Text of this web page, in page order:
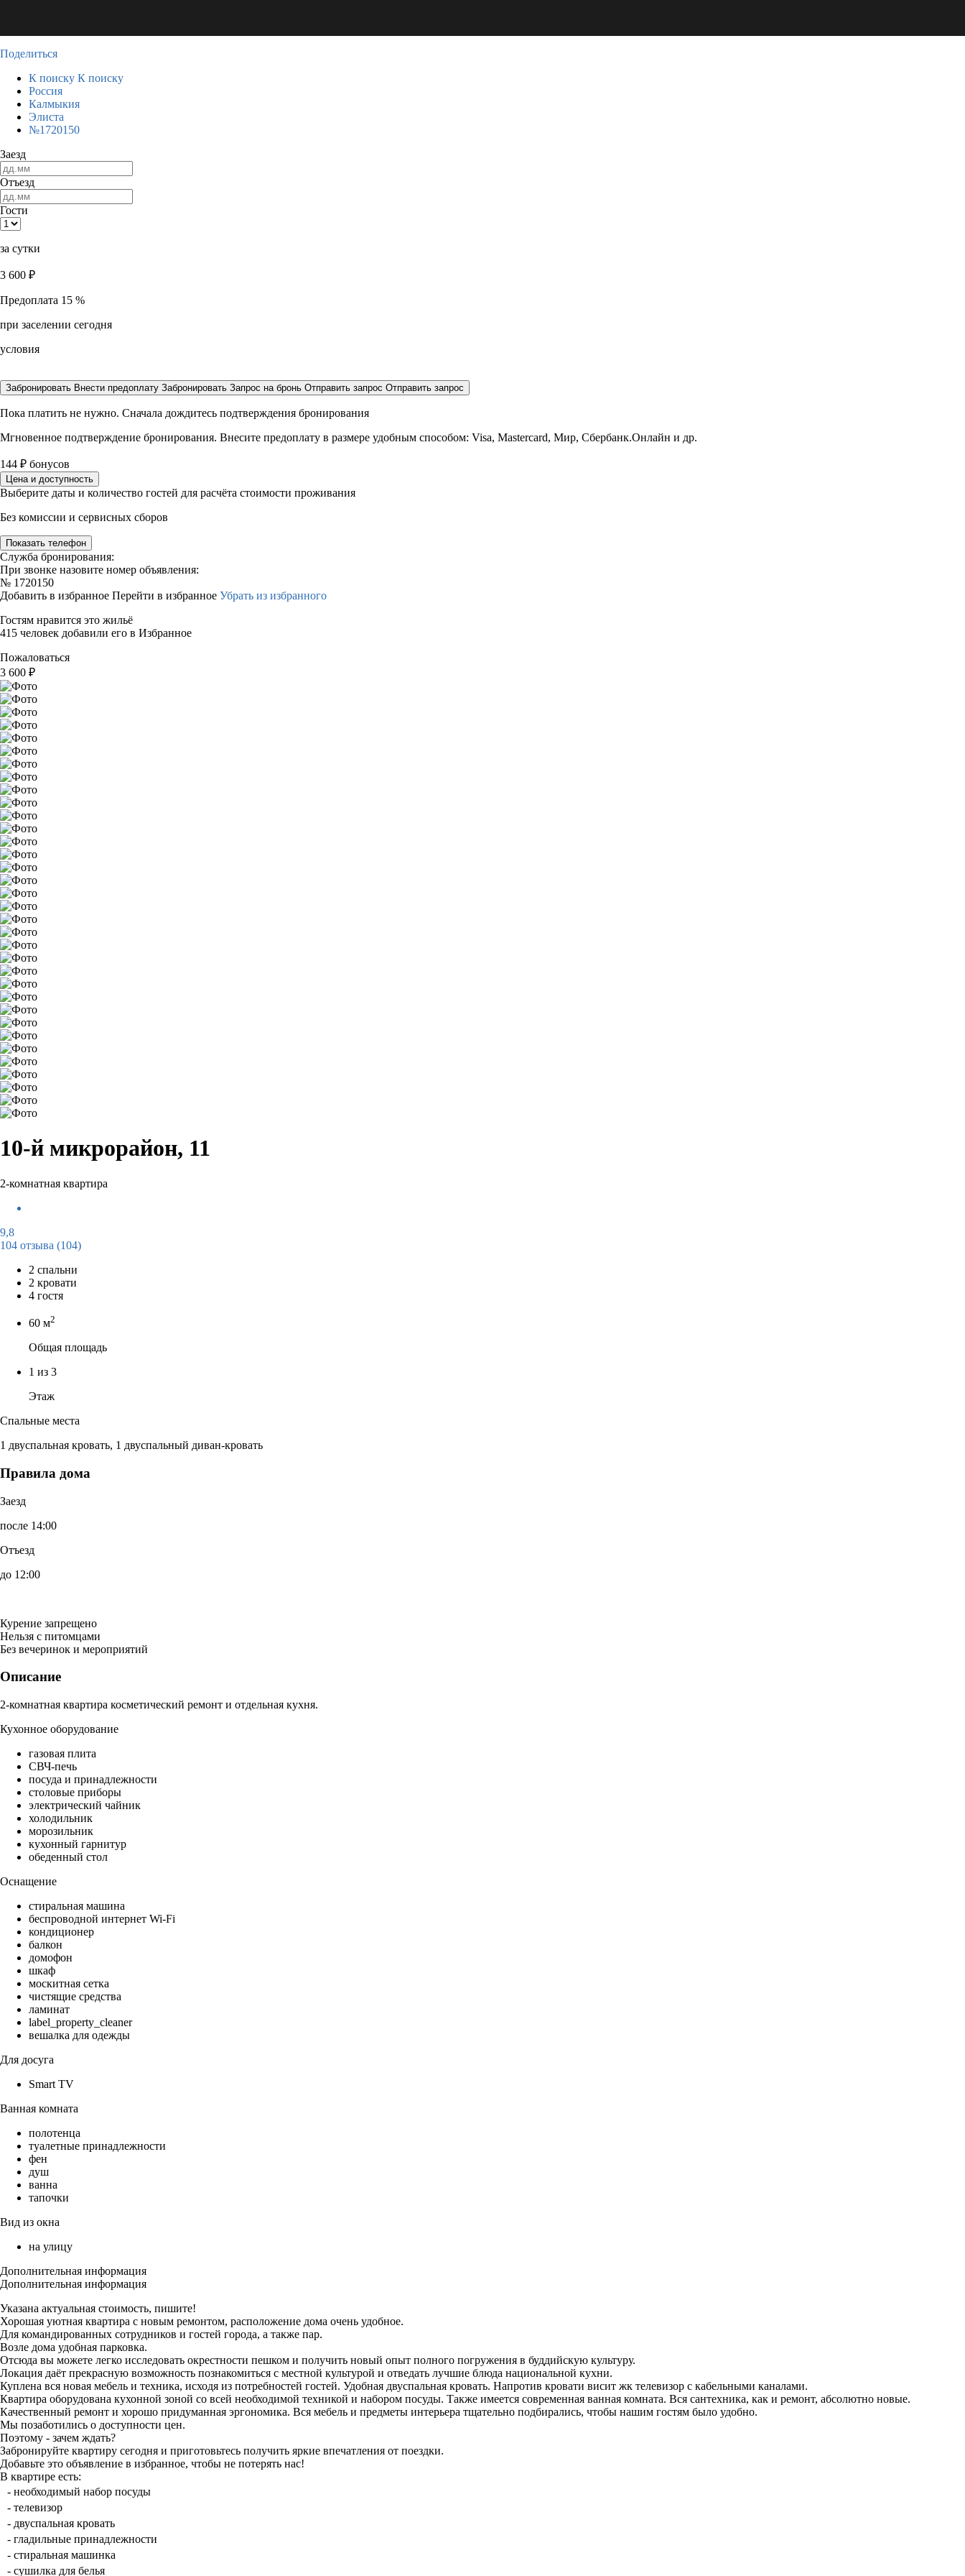
Поделиться
К поиску К поиску
Россия
Калмыкия
Элиста
№1720150
Заезд
Отъезд
Гости
за сутки
3 600 ₽
Предоплата 15 %
при заселении сегодня
условия
Забронировать Внести предоплату Забронировать Запрос на бронь Отправить запрос Отправить запрос
Пока платить не нужно. Сначала дождитесь подтверждения бронирования
Мгновенное подтверждение бронирования. Внесите предоплату в размере удобным способом: Visa, Mastercard, Мир, Сбербанк.Онлайн и др.
144 ₽ бонусов
Цена и доступность
Выберите даты и количество гостей для расчёта стоимости проживания
Без комиссии и сервисных сборов
Показать телефон
Служба бронирования:
При звонке назовите номер объявления:
№ 1720150
Добавить в избранное Перейти в избранное Убрать из избранного
Гостям нравится это жильё
415 человек добавили его в Избранное
Пожаловаться
3 600 ₽
10-й микрорайон, 11
2-комнатная квартира
9,8
104 отзыва (104)
2 спальни
2 кровати
4 гостя
60 м2
Общая площадь
1 из 3
Этаж
Спальные места
1 двуспальная кровать, 1 двуспальный диван-кровать
Правила дома
Заезд
после 14:00
Отъезд
до 12:00
Курение запрещено
Нельзя с питомцами
Без вечеринок и мероприятий
Описание
2-комнатная квартира косметический ремонт и отдельная кухня.
Кухонное оборудование
газовая плита
СВЧ-печь
посуда и принадлежности
столовые приборы
электрический чайник
холодильник
морозильник
кухонный гарнитур
обеденный стол
Оснащение
стиральная машина
беспроводной интернет Wi-Fi
кондиционер
балкон
домофон
шкаф
москитная сетка
чистящие средства
ламинат
label_property_cleaner
вешалка для одежды
Для досуга
Smart TV
Ванная комната
полотенца
туалетные принадлежности
фен
душ
ванна
тапочки
Вид из окна
на улицу
Дополнительная информация
Дополнительная информация
Указана актуальная стоимость, пишите!
Хорошая уютная квартира с новым ремонтом, расположение дома очень удобное.
Для командированных сотрудников и гостей города, а также пар.
Возле дома удобная парковка.
Отсюда вы можете легко исследовать окрестности пешком и получить новый опыт полного погружения в буддийскую культуру.
Локация даёт прекрасную возможность познакомиться с местной культурой и отведать лучшие блюда национальной кухни.
Куплена вся новая мебель и техника, исходя из потребностей гостей. Удобная двуспальная кровать. Напротив кровати висит жк телевизор с кабельными каналами.
Квартира оборудована кухонной зоной со всей необходимой техникой и набором посуды. Также имеется современная ванная комната. Вся сантехника, как и ремонт, абсолютно новые.
Качественный ремонт и хорошо придуманная эргономика. Вся мебель и предметы интерьера тщательно подбирались, чтобы нашим гостям было удобно.
Мы позаботились о доступности цен.
Поэтому - зачем ждать?
Забронируйте квартиру сегодня и приготовьтесь получить яркие впечатления от поездки.
Добавьте это объявление в избранное, чтобы не потерять нас!
В квартире есть:
- необходимый набор посуды
- телевизор
- двуспальная кровать
- гладильные принадлежности
- стиральная машинка
- сушилка для белья